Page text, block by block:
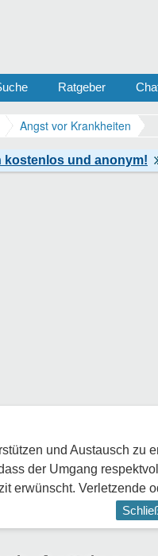
Ratgeber
Angst vor Krankheiten
und Austausch zu
der Umgang
erwünscht. Verletzende